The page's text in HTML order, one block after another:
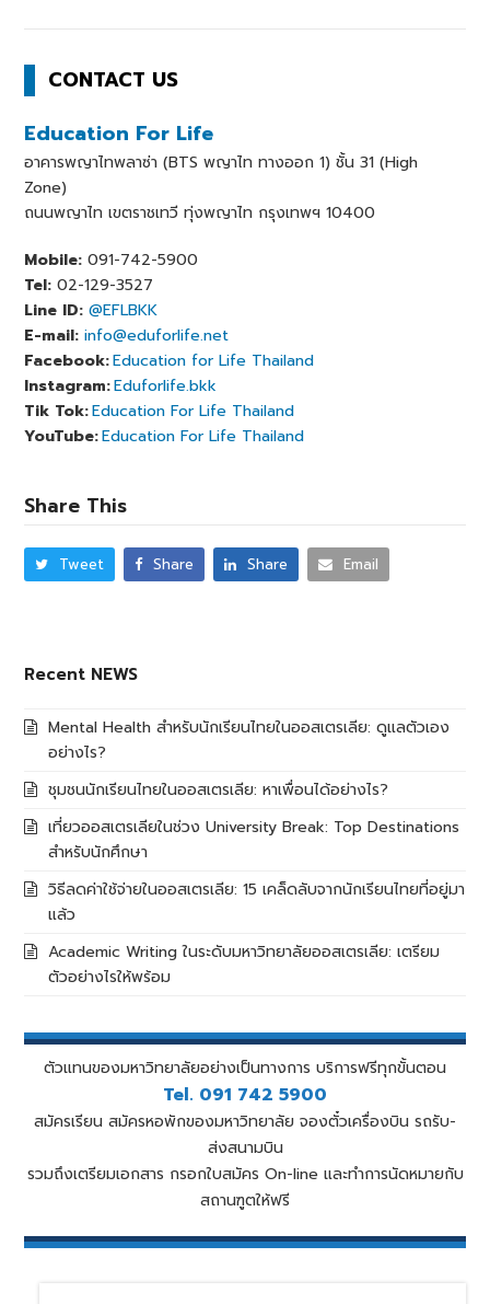
CONTACT US
Education For Life
อาคารพญาไทพลาซ่า (BTS พญาไท ทางออก 1) ชั้น 31 (High
Zone)
ถนนพญาไท เขตราชเทวี ทุ่งพญาไท กรุงเทพฯ 10400
Mobile: 091-742-5900
Tel: 02-129-3527
Line ID: @EFLBKK
E-mail: info@eduforlife.net
Facebook:Education for Life Thailand
Instagram:Eduforlife.bkk
Tik Tok:Education For Life Thailand
YouTube:Education For Life Thailand
Share This
Tweet Share Share Email
Recent NEWS
Mental Health สำหรับนักเรียนไทยในออสเตรเลีย: ดูแลตัวเอง
อย่างไร?
ชุมชนนักเรียนไทยในออสเตรเลีย: หาเพื่อนได้อย่างไร?
เที่ยวออสเตรเลียในช่วง University Break: Top Destinations
สำหรับนักศึกษา
วิธีลดค่าใช้จ่ายในออสเตรเลีย: 15 เคล็ดลับจากนักเรียนไทยที่อยู่มา
แล้ว
Academic Writing ในระดับมหาวิทยาลัยออสเตรเลีย: เตรียม
ตัวอย่างไรให้พร้อม
ตัวแทนของมหาวิทยาลัยอย่างเป็นทางการ บริการฟรีทุกขั้นตอน
Tel. 091 742 5900
สมัครเรียน สมัครหอพักของมหาวิทยาลัย จองตั๋วเครื่องบิน รถรับ-
ส่งสนามบิน
รวมถึงเตรียมเอกสาร กรอกใบสมัคร On-line และทำการนัดหมายกับ
สถานฑูตให้ฟรี